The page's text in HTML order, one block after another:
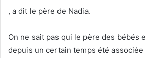
, a dit le père de Nadia.
On ne sait pas qui le père des bébés
depuis un certain temps été associée